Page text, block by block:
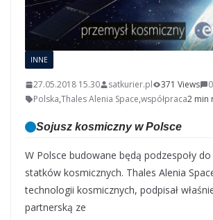
INNE
27.05.2018 15.30 satkurier.pl 371 Views
Polska,Thales Alenia Space,współpraca2 min
Sojusz kosmiczny w Polsce
W Polsce budowane będą podzespoły
statków kosmicznych. Thales Alenia
technologii kosmicznych, podpisał
partnerską ze